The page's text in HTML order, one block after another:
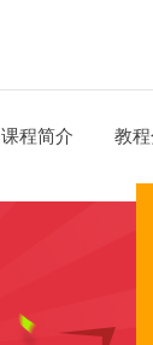
课程简介 教